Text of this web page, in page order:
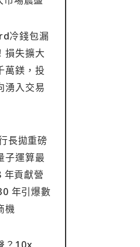
冷錢包漏
損失擴大
萬鎂，投
湧入交易
長拋重磅
子運算最
年貢獻營
年引爆數
機